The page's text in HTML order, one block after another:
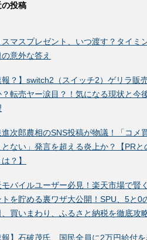
の投稿
スマスプレゼント、いつ渡す？タイミ
の意外な答え
報？】switch2（スイッチ2）ゲリラ販
？転売ヤー涙目？！気になる現状と今
次郎農相のSNS投稿が物議！「コメ
とない」発言を超える炎上か？【PRと
？】
モバイルユーザー必見！楽天市場で賢
トを貯める裏ワザ大公開！SPU、5と0
、買いまわり、ふるさと納税を徹底攻
報】石破茂氏、国民全員に2万円給付を